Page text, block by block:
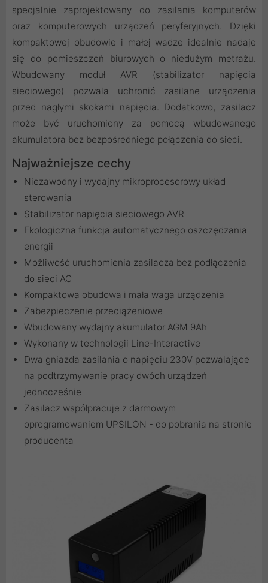
specjalnie zaprojektowany do zasilania komputerów
oraz komputerowych urządzeń peryferyjnych. Dzięki
kompaktowej obudowie i małej wadze idealnie nadaje
się do pomieszczeń biurowych o niedużym metrażu.
Wbudowany moduł AVR (stabilizator napięcia
sieciowego) pozwala uchronić zasilane urządzenia
przed nagłymi skokami napięcia. Dodatkowo, zasilacz
może być uruchomiony za pomocą wbudowanego
akumulatora bez bezpośredniego połączenia do sieci.
Najważniejsze cechy
Niezawodny i wydajny mikroprocesorowy układ
sterowania
Stabilizator napięcia sieciowego AVR
Ekologiczna funkcja automatycznego oszczędzania
energii
Możliwość uruchomienia zasilacza bez podłączenia
do sieci AC
Kompaktowa obudowa i mała waga urządzenia
Zabezpieczenie przeciążeniowe
Wbudowany wydajny akumulator AGM 9Ah
Wykonany w technologii Line-Interactive
Dwa gniazda zasilania o napięciu 230V pozwalające
na podtrzymywanie pracy dwóch urządzeń
jednocześnie
Zasilacz współpracuje z darmowym
oprogramowaniem UPSILON - do pobrania na stronie
producenta